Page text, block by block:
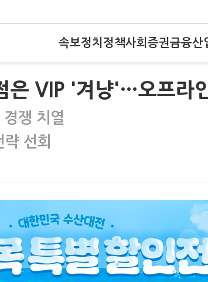
속보정치 정책사회 증권금융산
은 VIP '겨냥'…오프라
쟁 치열
선회